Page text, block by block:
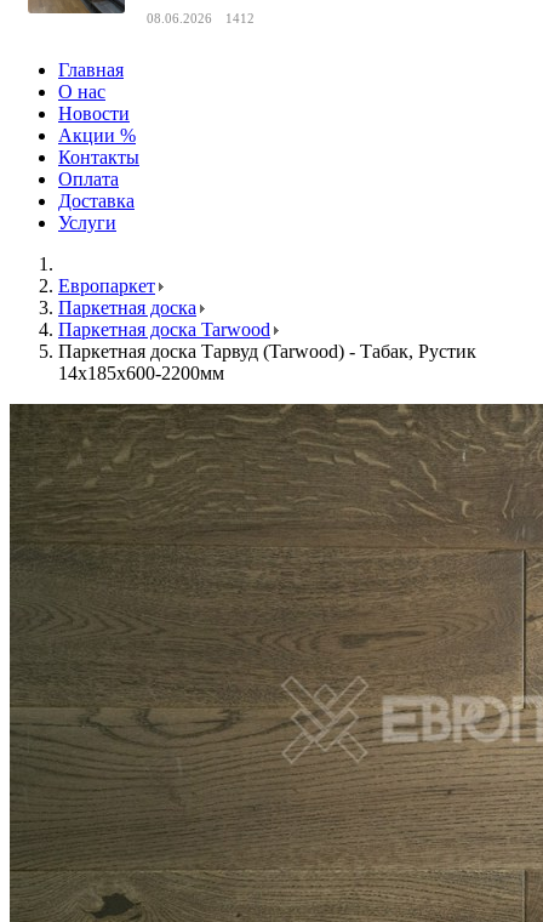
08.06.2026 1412
Главная
О нас
Новости
Акции %
Контакты
Оплата
Доставка
Услуги
Европаркет
Паркетная доска
Паркетная доска Tarwood
Паркетная доска Тарвуд (Tarwood) - Табак, Рустик
14х185х600-2200мм